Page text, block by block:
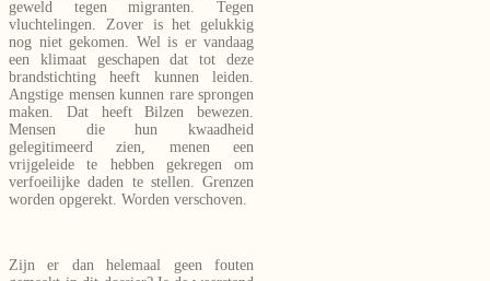
geweld tegen migranten. Tegen
vluchtelingen. Zover is het gelukkig
nog niet gekomen. Wel is er vandaag
een klimaat geschapen dat tot deze
brandstichting heeft kunnen leiden.
Angstige mensen kunnen rare sprongen
maken. Dat heeft Bilzen bewezen.
Mensen die hun kwaadheid
gelegitimeerd zien, menen een
vrijgeleide te hebben gekregen om
verfoeilijke daden te stellen. Grenzen
worden opgerekt. Worden verschoven.
Zijn er dan helemaal geen fouten